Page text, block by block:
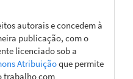
autorais e concedem à
publicação, com o
licenciado sob a
Atribuiçãoque permite
trabalho com